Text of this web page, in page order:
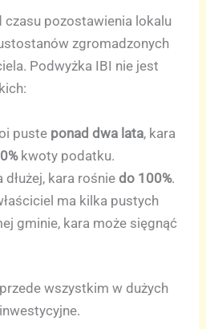
czasu pozostawienia lokalu
zgromadzonych
Podwyżka IBI nie jest
puste ponad dwa lata, kara
kwoty podatku.
kara rośniedo 100%.
ma kilka pustych
gminie, kara może sięgnąć
wszystkim w dużych